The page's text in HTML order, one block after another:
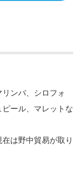
ンバ、シロフォ
ール、マレットな
は野中貿易が取り